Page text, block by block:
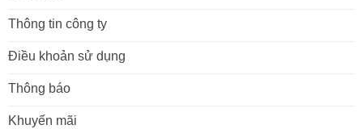
Thông tin công ty
Điều khoản sử dụng
Thông báo
Khuyến mãi